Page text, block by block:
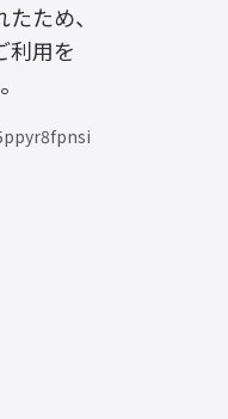
ため、
利用を